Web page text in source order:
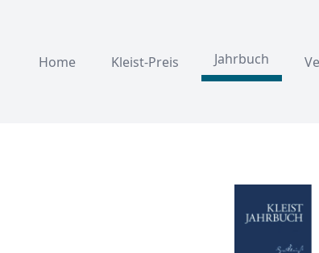
Home Kleist-Preis Jahrbuch